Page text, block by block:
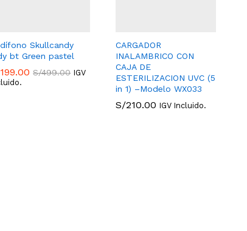
Skullcandy
bt Green pastel
199.00 S/499.00 IGV
CARGADOR
INALAMBRICO CON
CAJA DE
ESTERILIZACION UVC (5
in 1) –Modelo WX033
S/210.00 IGV Incluido.